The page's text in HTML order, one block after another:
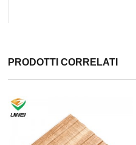
PRODOTTI CORRELATI